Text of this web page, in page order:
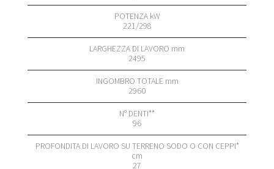
221/298
2495
2960
96
27